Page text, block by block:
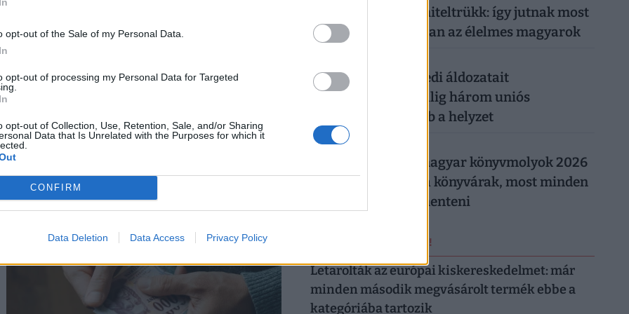
opt-out of the Sale of my Personal Data.
opt-out of processing my Personal Data for Targeted
opt-out of Collection, Use, Retention, Sale, and/or Sharing
Data that Is Unrelated with the Purposes for which it
CONFIRM
Data Deletion Data Access Privacy Policy
Teljesen átírhatják a kötelező szombati
munkanapot a magyaroknak: váratlan
javaslat érkezett
Átfogó javaslatcsomagot dolgozott ki a Magyar
Kereskedelmi és Iparkamara (MKIK) a gazdaság
működőképességének megőrzése és az
Működik a legális hiteltrükk: így jutnak most
milliókhoz olcsóbban az élelmes magyarok
Csendes gyilkos szedi áldozatait
Magyarországon: alig három uniós
országban rosszabb a helyzet
2026. augusztus 5.
Így trükköznek a magyar könyvmolyok 2026
nyarán: elszálltak a könyvárak, most minden
forintot meg kell menteni
ERRŐL NE MARADJ LE!
Letarolták az európai kiskereskedelmet: már
minden második megvásárolt termék ebbe a
kategóriába tartozik